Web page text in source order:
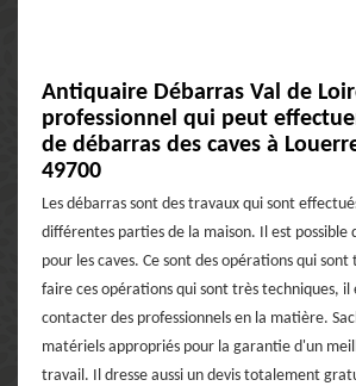
Antiquaire Débarras Val de
professionnel qui peut
de débarras des caves à
49700
Les débarras sont des travaux qui sont
différentes parties de la maison. Il est possible
pour les caves. Ce sont des opérations qui
faire ces opérations qui sont très techniques, il
contacter des professionnels en la matière.
matériels appropriés pour la garantie d'un
travail. Il dresse aussi un devis totalement